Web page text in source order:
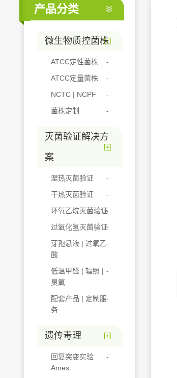
产品分类
微生物质控菌株
ATCC定性菌株
ATCC定量菌株
NCTC | NCPF
菌株定制
灭菌验证解决方
案
湿热灭菌验证
干热灭菌验证
环氧乙烷灭菌验证
过氧化氢灭菌验证
芽孢悬液 | 过氧乙
酸
低温甲醛 | 辐照 |
臭氧
配套产品 | 定制服
务
遗传毒理
回复突变实验
Ames